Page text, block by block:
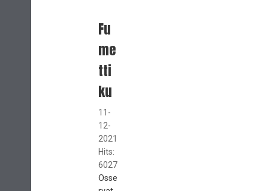
Fu
me
tti
ku
11-
12-
2021
Hits:
6027
Osse